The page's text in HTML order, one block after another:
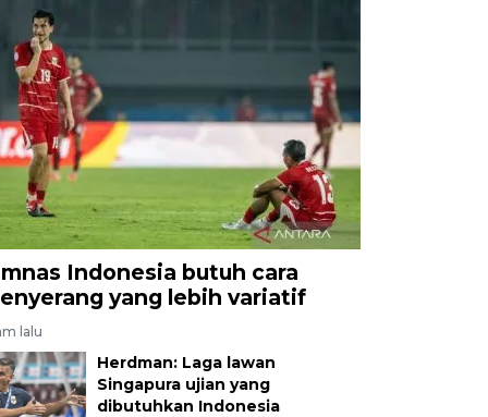
Indonesia butuh cara
yang lebih variatif
lalu
Herdman: Laga lawan
Singapura ujian yang
dibutuhkan Indonesia